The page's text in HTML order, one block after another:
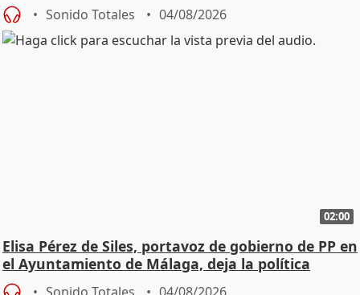
Sonido Totales 04/08/2026
02:00
Elisa Pérez de Siles, portavoz de gobierno de PP en
el Ayuntamiento de Málaga, deja la política